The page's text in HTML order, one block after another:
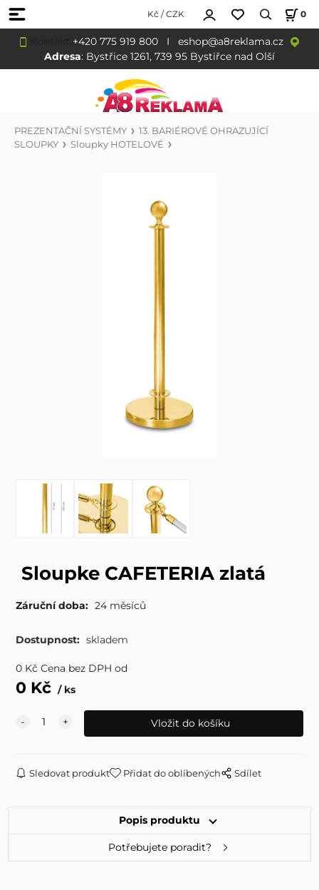
Kč / CZK 0
+420 775 919 800I
eshop@a8reklama.cz
Adresa: Bystřice 1261, 739 95 Bystiřce nad Olší
PREZENTAČNÍ SYSTÉMY
13. BARIÉROVÉ OHRAZUJÍCÍ
SLOUPKY
Sloupky HOTELOVÉ
Sloupke CAFETERIA zlatá
Záruční doba: 24 měsíců
Dostupnost: skladem
0Kč Cena bez DPH od
0 Kč ks
Sledovat produkt Přidat do oblíbených Sdílet
Popis produktu
Potřebujete poradit?